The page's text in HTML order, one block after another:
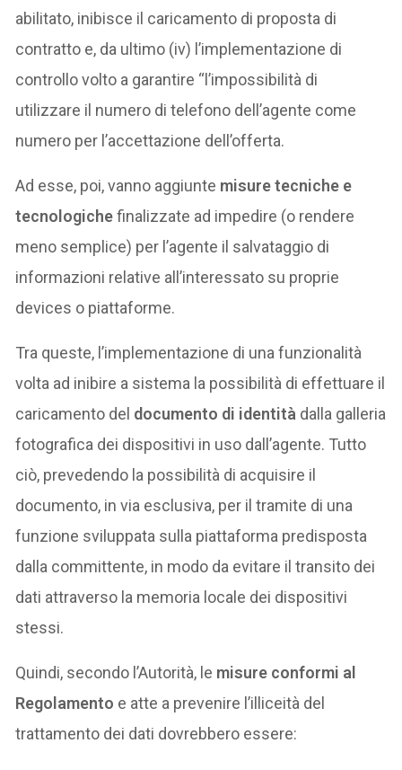
abilitato, inibisce il caricamento di proposta di
contratto e, da ultimo (iv) l’implementazione di
controllo volto a garantire “l’impossibilità di
utilizzare il numero di telefono dell’agente come
numero per l’accettazione dell’offerta.
Ad esse, poi, vanno aggiunte misure tecniche e
tecnologichefinalizzate ad impedire (o rendere
meno semplice) per l’agente il salvataggio di
informazioni relative all’interessato su proprie
devices o piattaforme.
Tra queste, l’implementazione di una funzionalità
volta ad inibire a sistema la possibilità di effettuare il
caricamento del documento di identità dalla galleria
fotografica dei dispositivi in uso dall’agente. Tutto
ciò, prevedendo la possibilità di acquisire il
documento, in via esclusiva, per il tramite di una
funzione sviluppata sulla piattaforma predisposta
dalla committente, in modo da evitare il transito dei
dati attraverso la memoria locale dei dispositivi
stessi.
Quindi, secondo l’Autorità, le misure conformi al
Regolamento e atte a prevenire l’illiceità del
trattamento dei dati dovrebbero essere: